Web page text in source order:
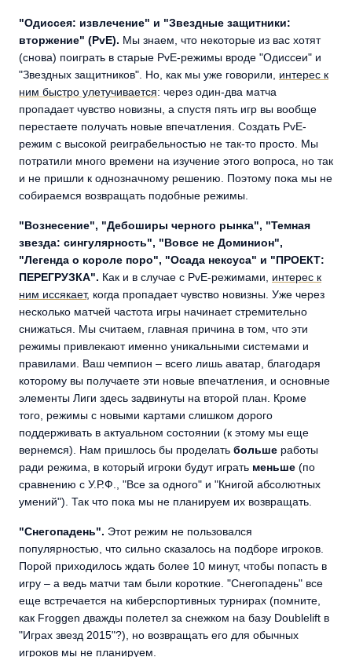
"Одиссея: извлечение" и "Звездные защитники:
вторжение" (PvE). Мы знаем, что некоторые из вас хотят
(снова) поиграть в старые PvE-режимы вроде "Одиссеи" и
"Звездных защитников". Но, как мы уже говорили, интерес к
ним быстро улетучивается: через один-два матча
пропадает чувство новизны, а спустя пять игр вы вообще
перестаете получать новые впечатления. Создать PvE-
режим с высокой реиграбельностью не так-то просто. Мы
потратили много времени на изучение этого вопроса, но так
и не пришли к однозначному решению. Поэтому пока мы не
собираемся возвращать подобные режимы.
"Вознесение", "Дебоширы черного рынка", "Темная
звезда: сингулярность", "Вовсе не Доминион",
"Легенда о короле поро", "Осада нексуса" и "ПРОЕКТ:
ПЕРЕГРУЗКА". Как и в случае с PvE-режимами, интерес к
ним иссякает, когда пропадает чувство новизны. Уже через
несколько матчей частота игры начинает стремительно
снижаться. Мы считаем, главная причина в том, что эти
режимы привлекают именно уникальными системами и
правилами. Ваш чемпион – всего лишь аватар, благодаря
которому вы получаете эти новые впечатления, и основные
элементы Лиги здесь задвинуты на второй план. Кроме
того, режимы с новыми картами слишком дорого
поддерживать в актуальном состоянии (к этому мы еще
вернемся). Нам пришлось бы проделать больше работы
ради режима, в который игроки будут играть меньше (по
сравнению с У.Р.Ф., "Все за одного" и "Книгой абсолютных
умений"). Так что пока мы не планируем их возвращать.
"Снегопадень". Этот режим не пользовался
популярностью, что сильно сказалось на подборе игроков.
Порой приходилось ждать более 10 минут, чтобы попасть в
игру – а ведь матчи там были короткие. "Снегопадень" все
еще встречается на киберспортивных турнирах (помните,
как Froggen дважды полетел за снежком на базу Doublelift в
"Играх звезд 2015"?), но возвращать его для обычных
игроков мы не планируем.